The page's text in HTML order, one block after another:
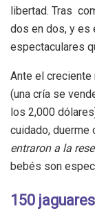
libertad. Tras
dos en dos, y es
espectaculares
Ante el creciente
(una cría se
los 2,000
cuidado, duerme
entraron a la
bebés son
150